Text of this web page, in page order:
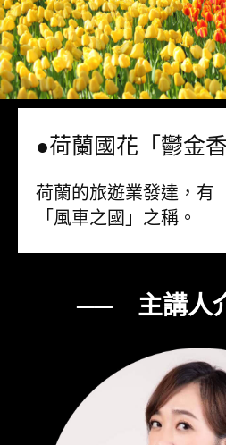
●荷蘭國花「鬱金香
荷蘭的旅遊業發達，有
「風車之國」之稱。
── 主講人